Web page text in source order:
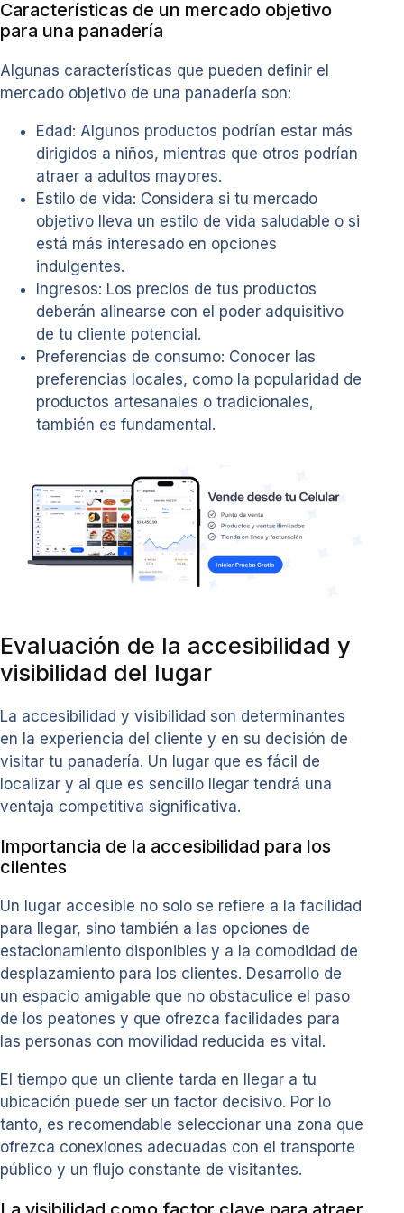
Características de un mercado objetivo
para una panadería
Algunas características que pueden definir el
mercado objetivo de una panadería son:
Edad: Algunos productos podrían estar más
dirigidos a niños, mientras que otros podrían
atraer a adultos mayores.
Estilo de vida: Considera si tu mercado
objetivo lleva un estilo de vida saludable o si
está más interesado en opciones
indulgentes.
Ingresos: Los precios de tus productos
deberán alinearse con el poder adquisitivo
de tu cliente potencial.
Preferencias de consumo: Conocer las
preferencias locales, como la popularidad de
productos artesanales o tradicionales,
también es fundamental.
Evaluación de la accesibilidad y
visibilidad del lugar
La accesibilidad y visibilidad son determinantes
en la experiencia del cliente y en su decisión de
visitar tu panadería. Un lugar que es fácil de
localizar y al que es sencillo llegar tendrá una
ventaja competitiva significativa.
Importancia de la accesibilidad para los
clientes
Un lugar accesible no solo se refiere a la facilidad
para llegar, sino también a las opciones de
estacionamiento disponibles y a la comodidad de
desplazamiento para los clientes. Desarrollo de
un espacio amigable que no obstaculice el paso
de los peatones y que ofrezca facilidades para
las personas con movilidad reducida es vital.
El tiempo que un cliente tarda en llegar a tu
ubicación puede ser un factor decisivo. Por lo
tanto, es recomendable seleccionar una zona que
ofrezca conexiones adecuadas con el transporte
público y un flujo constante de visitantes.